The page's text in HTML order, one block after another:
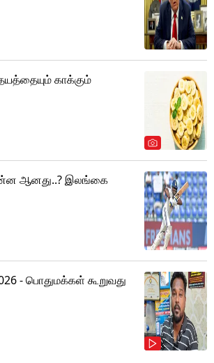
காக்கும்
என்ன ஆனது..? இலங்கை
- பொதுமக்கள் கூறுவது